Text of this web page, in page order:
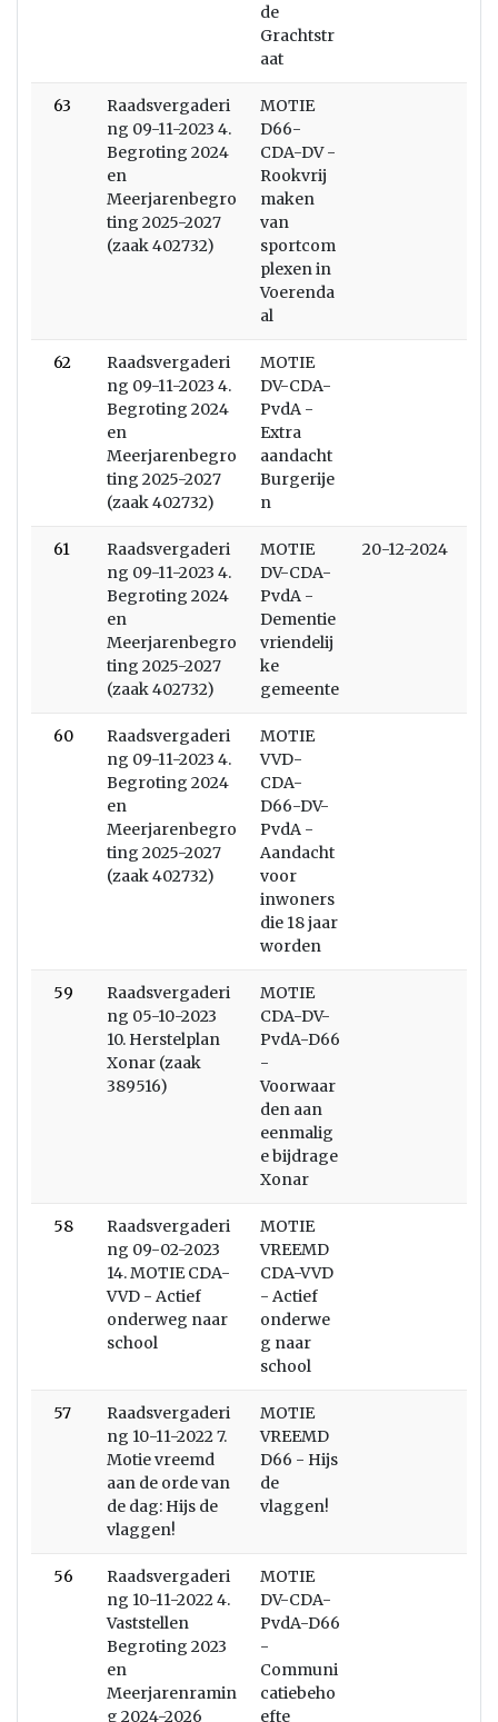
de
Grachtstr
aat
63
Raadsvergaderi
ng 09-11-2023 4.
Begroting 2024
en
Meerjarenbegro
ting 2025-2027
(zaak 402732)
MOTIE
D66-
CDA-DV -
Rookvrij
maken
van
sportcom
plexen in
Voerenda
al
62
Raadsvergaderi
ng 09-11-2023 4.
Begroting 2024
en
Meerjarenbegro
ting 2025-2027
(zaak 402732)
MOTIE
DV-CDA-
PvdA -
Extra
aandacht
Burgerije
n
61
Raadsvergaderi
ng 09-11-2023 4.
Begroting 2024
en
Meerjarenbegro
ting 2025-2027
(zaak 402732)
MOTIE
DV-CDA-
PvdA -
Dementie
vriendelij
ke
gemeente
20-12-2024
60
Raadsvergaderi
ng 09-11-2023 4.
Begroting 2024
en
Meerjarenbegro
ting 2025-2027
(zaak 402732)
MOTIE
VVD-
CDA-
D66-DV-
PvdA -
Aandacht
voor
inwoners
die 18 jaar
worden
59
Raadsvergaderi
ng 05-10-2023
10. Herstelplan
Xonar (zaak
389516)
MOTIE
CDA-DV-
PvdA-D66
-
Voorwaar
den aan
eenmalig
e bijdrage
Xonar
58
Raadsvergaderi
ng 09-02-2023
14. MOTIE CDA-
VVD - Actief
onderweg naar
school
MOTIE
VREEMD
CDA-VVD
- Actief
onderwe
g naar
school
57
Raadsvergaderi
ng 10-11-2022 7.
Motie vreemd
aan de orde van
de dag: Hijs de
vlaggen!
MOTIE
VREEMD
D66 - Hijs
de
vlaggen!
56
Raadsvergaderi
ng 10-11-2022 4.
Vaststellen
Begroting 2023
en
Meerjarenramin
g 2024-2026
MOTIE
DV-CDA-
PvdA-D66
-
Communi
catiebeho
efte